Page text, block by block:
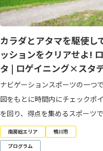
カラダとアタマを駆使し
ッションをクリアせよ!
タ | ロゲイニング×スタ
ナビゲーションスポーツの一つ
図をもとに時間内にチェックポ
を回り、得点を集めるスポーツ
南房総エリア
鴨川市
プログラム